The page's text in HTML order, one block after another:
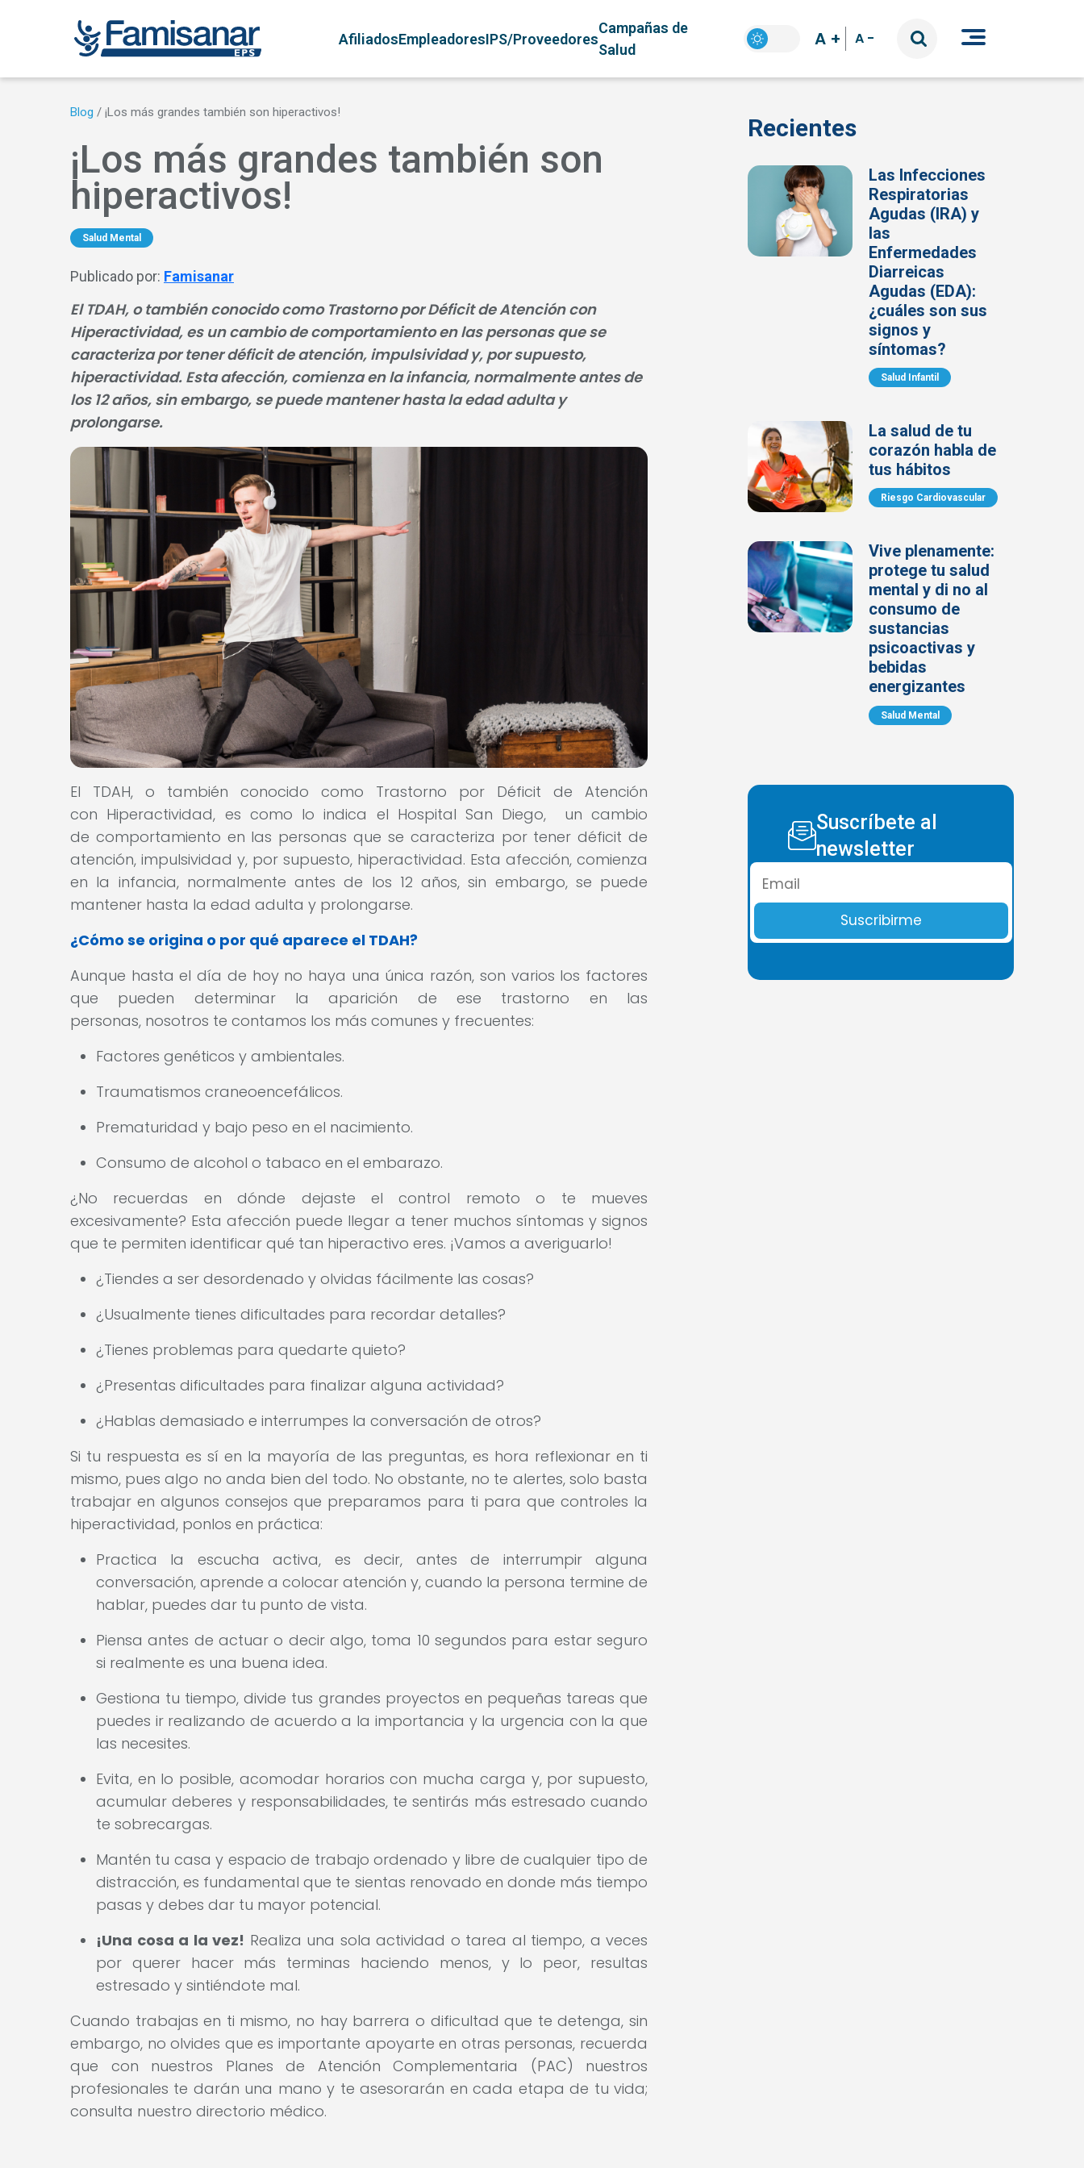
Navegación principal
AfiliadosEmpleadoresIPS/Proveedores
Campañas de
Salud
A + A -
Blog / ¡Los más grandes también son hiperactivos!
¡Los más grandes también son
hiperactivos!
Salud Mental
Publicado por: Famisanar
El TDAH, o también conocido como Trastorno por Déficit de Atención con
Hiperactividad, es un cambio de comportamiento en las personas que se
caracteriza por tener déficit de atención, impulsividad y, por supuesto,
hiperactividad. Esta afección, comienza en la infancia, normalmente antes de
los 12 años, sin embargo, se puede mantener hasta la edad adulta y
prolongarse.
El TDAH, o también conocido como Trastorno por Déficit de Atención
con Hiperactividad, es como lo indica el Hospital San Diego, un cambio
de comportamiento en las personas que se caracteriza por tener déficit de
atención, impulsividad y, por supuesto, hiperactividad. Esta afección, comienza
en la infancia, normalmente antes de los 12 años, sin embargo, se puede
mantener hasta la edad adulta y prolongarse.
¿Cómo se origina o por qué aparece el TDAH?
Aunque hasta el día de hoy no haya una única razón, son varios los factores
que pueden determinar la aparición de ese trastorno en las
personas, nosotros te contamos los más comunes y frecuentes:
Factores genéticos y ambientales.
Traumatismos craneoencefálicos.
Prematuridad y bajo peso en el nacimiento.
Consumo de alcohol o tabaco en el embarazo.
¿No recuerdas en dónde dejaste el control remoto o te mueves
excesivamente? Esta afección puede llegar a tener muchos síntomas y signos
que te permiten identificar qué tan hiperactivo eres. ¡Vamos a averiguarlo!
¿Tiendes a ser desordenado y olvidas fácilmente las cosas?
¿Usualmente tienes dificultades para recordar detalles?
¿Tienes problemas para quedarte quieto?
¿Presentas dificultades para finalizar alguna actividad?
¿Hablas demasiado e interrumpes la conversación de otros?
Si tu respuesta es sí en la mayoría de las preguntas, es hora reflexionar en ti
mismo, pues algo no anda bien del todo. No obstante, no te alertes, solo basta
trabajar en algunos consejos que preparamos para ti para que controles la
hiperactividad, ponlos en práctica:
Practica la escucha activa, es decir, antes de interrumpir alguna
conversación, aprende a colocar atención y, cuando la persona termine de
hablar, puedes dar tu punto de vista.
Piensa antes de actuar o decir algo, toma 10 segundos para estar seguro
si realmente es una buena idea.
Gestiona tu tiempo, divide tus grandes proyectos en pequeñas tareas que
puedes ir realizando de acuerdo a la importancia y la urgencia con la que
las necesites.
Evita, en lo posible, acomodar horarios con mucha carga y, por supuesto,
acumular deberes y responsabilidades, te sentirás más estresado cuando
te sobrecargas.
Mantén tu casa y espacio de trabajo ordenado y libre de cualquier tipo de
distracción, es fundamental que te sientas renovado en donde más tiempo
pasas y debes dar tu mayor potencial.
¡Una cosa a la vez! Realiza una sola actividad o tarea al tiempo, a veces
por querer hacer más terminas haciendo menos, y lo peor, resultas
estresado y sintiéndote mal.
Cuando trabajas en ti mismo, no hay barrera o dificultad que te detenga, sin
embargo, no olvides que es importante apoyarte en otras personas, recuerda
que con nuestros Planes de Atención Complementaria (PAC) nuestros
profesionales te darán una mano y te asesorarán en cada etapa de tu vida;
consulta nuestro directorio médico.
Recientes
Las Infecciones
Respiratorias
Agudas (IRA) y
las
Enfermedades
Diarreicas
Agudas (EDA):
¿cuáles son sus
signos y
síntomas?
Salud Infantil
La salud de tu
corazón habla de
tus hábitos
Riesgo Cardiovascular
Vive plenamente:
protege tu salud
mental y di no al
consumo de
sustancias
psicoactivas y
bebidas
energizantes
Salud Mental
Suscríbete al
newsletter